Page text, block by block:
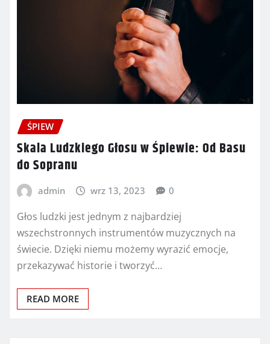
ŚPIEW
Skala Ludzkiego Głosu w Śpiewie: Od Basu
do Sopranu
admin wrz 13, 2023 0
Głos ludzki jest jednym z najbardziej
wszechstronnych instrumentów muzycznych na
świecie. Dzięki niemu możemy wyrazić emocje,
przekazywać historie i tworzyć…
READ MORE